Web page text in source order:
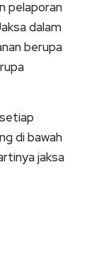
pelaporan
dalam
berupa
di bawah
jaksa